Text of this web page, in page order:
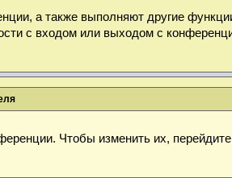
а также выполняют другие
с входом или выходом с
Чтобы изменить их,